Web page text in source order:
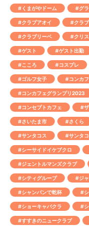
#くまがやドーム #グ
#クラブアオイ #クラ
#クラブリーベ #クリ
#ゲスト #ゲスト出勤
#こころ #コスプレ
#ゴルフ女子 #コンカ
#コンカフェグランプリ2023
#コンセプトカフェ #
#さいたま市 #さくら
#サンタコス #サンタ
#シーサイドイケブクロ
#ジェントルマンズクラブ
#シティグループ #ジ
#シャンパンで乾杯 #
#ショーキャバクラ #
#すすきのニュークラブ